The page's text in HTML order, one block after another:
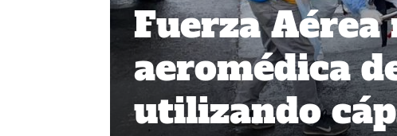
Fuerza
aeromédica
utilizando